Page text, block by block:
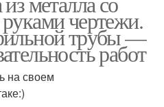
чертежи.
трубы —
работ
на своем